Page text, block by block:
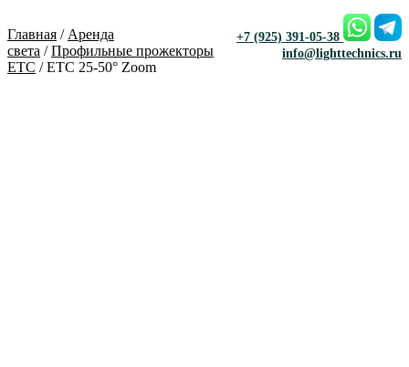
+7 (925) 391-05-38
info@lighttechnics.ru
Главная /Аренда
света /Профильные прожекторы
ETC / ETC 25-50° Zoom